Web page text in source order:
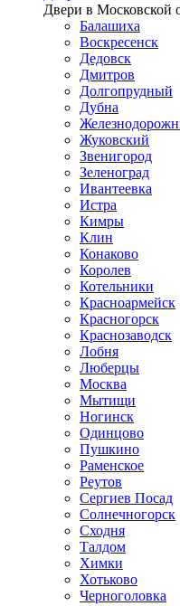
Двери в Московской
Балашиха
Воскресенск
Дедовск
Дмитров
Долгопрудный
Дубна
Жуковский
Звенигород
Зеленоград
Ивантеевка
Истра
Кимры
Клин
Конаково
Королев
Котельники
Красноармейск
Красногорск
Краснозаводск
Лобня
Люберцы
Москва
Мытищи
Ногинск
Одинцово
Пушкино
Раменское
Реутов
Сергиев Посад
Солнечногорск
Сходня
Талдом
Химки
Хотьково
Черноголовка